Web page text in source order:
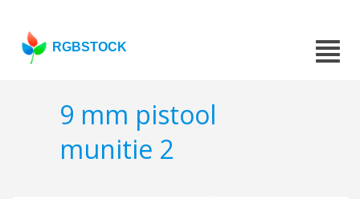
RGBSTOCK
9 mm pistool
munitie 2